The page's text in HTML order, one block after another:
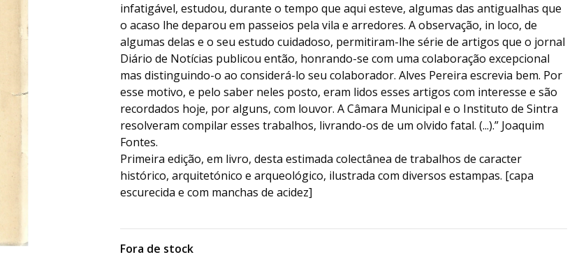
infatigável, estudou, durante o tempo que aqui esteve, algumas das antigualhas que
o acaso lhe deparou em passeios pela vila e arredores. A observação, in loco, de
algumas delas e o seu estudo cuidadoso, permitiram-lhe série de artigos que o jornal
Diário de Notícias publicou então, honrando-se com uma colaboração excepcional
mas distinguindo-o ao considerá-lo seu colaborador. Alves Pereira escrevia bem. Por
esse motivo, e pelo saber neles posto, eram lidos esses artigos com interesse e são
recordados hoje, por alguns, com louvor. A Câmara Municipal e o Instituto de Sintra
resolveram compilar esses trabalhos, livrando-os de um olvido fatal. (...).” Joaquim
Fontes.
Primeira edição, em livro, desta estimada colectânea de trabalhos de caracter
histórico, arquitetónico e arqueológico, ilustrada com diversos estampas. [capa
escurecida e com manchas de acidez]
Fora de stock